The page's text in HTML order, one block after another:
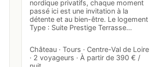
nordique privatifs, chaque moment
passé ici est une invitation à la
détente et au bien-être. Le logement
Type : Suite Prestige Terrasse…
Château · Tours · Centre-Val de Loire
· 2 voyageurs · À partir de 390 € /